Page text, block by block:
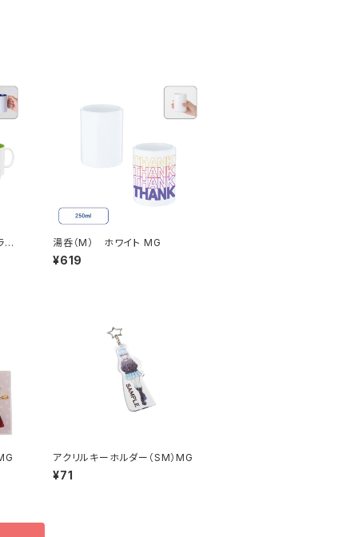
ー 湯呑（M） ホワイト MG
¥619
アクリルキーホルダー（SM）MG
¥71